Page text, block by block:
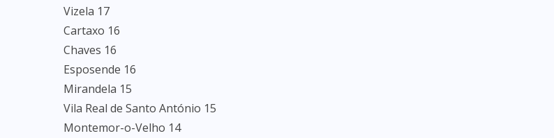
Vizela 17
Cartaxo 16
Chaves 16
Esposende 16
Mirandela 15
Vila Real de Santo António 15
Montemor-o-Velho 14